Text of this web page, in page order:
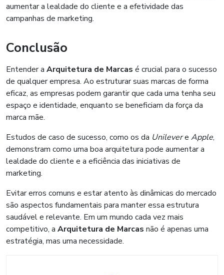
aumentar a lealdade do cliente e a efetividade das
campanhas de marketing.
Conclusão
Entender a Arquitetura de Marcas é crucial para o sucesso
de qualquer empresa. Ao estruturar suas marcas de forma
eficaz, as empresas podem garantir que cada uma tenha seu
espaço e identidade, enquanto se beneficiam da força da
marca mãe.
Estudos de caso de sucesso, como os da Unilevere Apple,
demonstram como uma boa arquitetura pode aumentar a
lealdade do cliente e a eficiência das iniciativas de
marketing.
Evitar erros comuns e estar atento às dinâmicas do mercado
são aspectos fundamentais para manter essa estrutura
saudável e relevante. Em um mundo cada vez mais
competitivo, a Arquitetura de Marcas não é apenas uma
estratégia, mas uma necessidade.